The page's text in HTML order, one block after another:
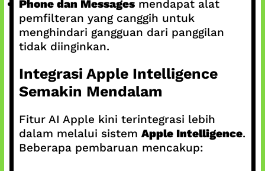
Phone dan Messagesmendapat alat
pemfilteran yang canggih untuk
menghindari gangguan dari panggilan
tidak diinginkan.
Integrasi Apple Intelligence
Semakin Mendalam
Fitur AI Apple kini terintegrasi lebih
dalam melalui sistem Apple Intelligence.
Beberapa pembaruan mencakup: